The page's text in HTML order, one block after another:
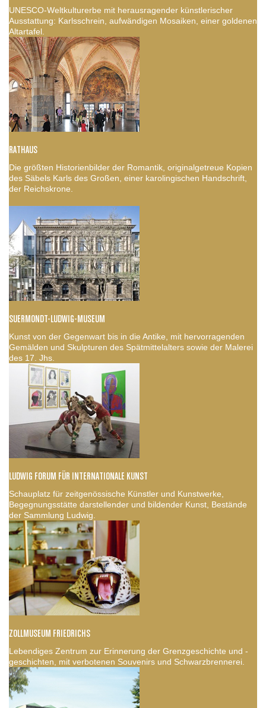
UNESCO-Weltkulturerbe mit herausragender künstlerischer
Ausstattung: Karlsschrein, aufwändigen Mosaiken, einer goldenen
Altartafel.
RATHAUS
Die größten Historienbilder der Romantik, originalgetreue Kopien
des Säbels Karls des Großen, einer karolingischen Handschrift,
der Reichskrone.
SUERMONDT-LUDWIG-MUSEUM
Kunst von der Gegenwart bis in die Antike, mit hervorragenden
Gemälden und Skulpturen des Spätmittelalters sowie der Malerei
des 17. Jhs.
LUDWIG FORUM FÜR INTERNATIONALE KUNST
Schauplatz für zeitgenössische Künstler und Kunstwerke,
Begegnungsstätte darstellender und bildender Kunst, Bestände
der Sammlung Ludwig.
ZOLLMUSEUM FRIEDRICHS
Lebendiges Zentrum zur Erinnerung der Grenzgeschichte und -
geschichten, mit verbotenen Souvenirs und Schwarzbrennerei.